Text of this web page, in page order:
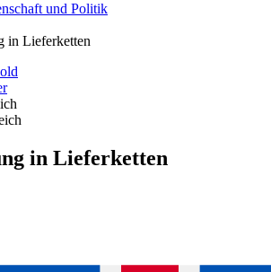
und Politik
in Lieferketten
in Lieferketten